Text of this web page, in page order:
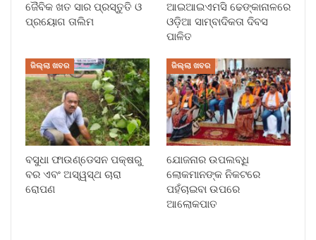
ଜୈବିକ ଖତ ସାର ପ୍ରସ୍ତୁତି ଓ
ପ୍ରୟୋଗ ତାଲିମ
ଆଇଆଇଏମସି ଢେଙ୍କାନାଳରେ
ଓଡ଼ିଆ ସାମ୍ବାଦିକତା ଦିବସ
ପାଳିତ
ଜିଲ୍ଲା ଖବର
ବସୁଧା ଫାଉଣ୍ଡେସନ ପକ୍ଷରୁ
ବର ଏବଂ ଅସ୍ୱସ୍ଥ ଚାରା
ରୋପଣ
ଜିଲ୍ଲା ଖବର
ଯୋଜନାର ଉପଲବ୍ଧି
ଲୋକମାନଙ୍କ ନିକଟରେ
ପହଁଚାଇବା ଉପରେ
ଆଲୋକପାତ